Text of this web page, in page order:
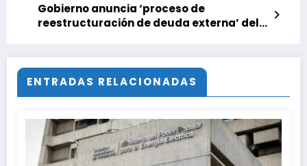
Gobierno anuncia ‘proceso de
reestructuración de deuda externa’ del
ENTRADAS RELACIONADAS